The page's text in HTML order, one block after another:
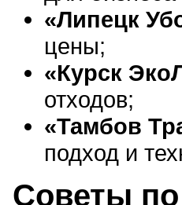
«Липецк
цены;
«Курск
отходов;
«Тамбов
подход и
Советы